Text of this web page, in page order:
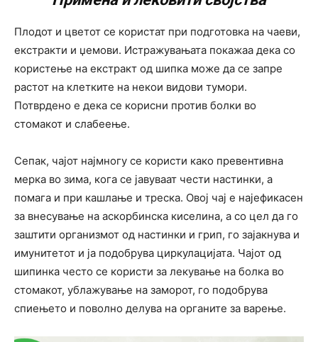
Плодот и цветот се користат при подготовка на чаеви,
екстракти и џемови. Истражувањата покажаа дека со
користење на екстракт од шипка може да се запре
растот на клетките на некои видови тумори.
Потврдено е дека се корисни против болки во
стомакот и слабеење.
Сепак, чајот најмногу се користи како превентивна
мерка во зима, кога се јавуваат чести настинки, а
помага и при кашлање и треска. Овој чај е најефикасен
за внесување на аскорбинска киселина, а со цел да го
заштити организмот од настинки и грип, го зајакнува и
имунитетот и ја подобрува циркулацијата. Чајот од
шипинка често се користи за лекување на болка во
стомакот, ублажување на заморот, го подобрува
спиењето и поволно делува на органите за варење.